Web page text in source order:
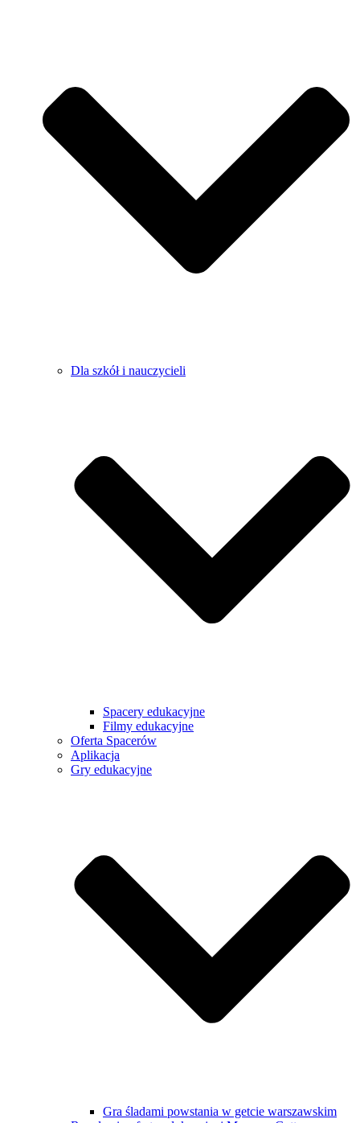
Dla szkół i nauczycieli
Spacery edukacyjne
Filmy edukacyjne
Oferta Spacerów
Aplikacja
Gry edukacyjne
Gra śladami powstania w getcie warszawskim